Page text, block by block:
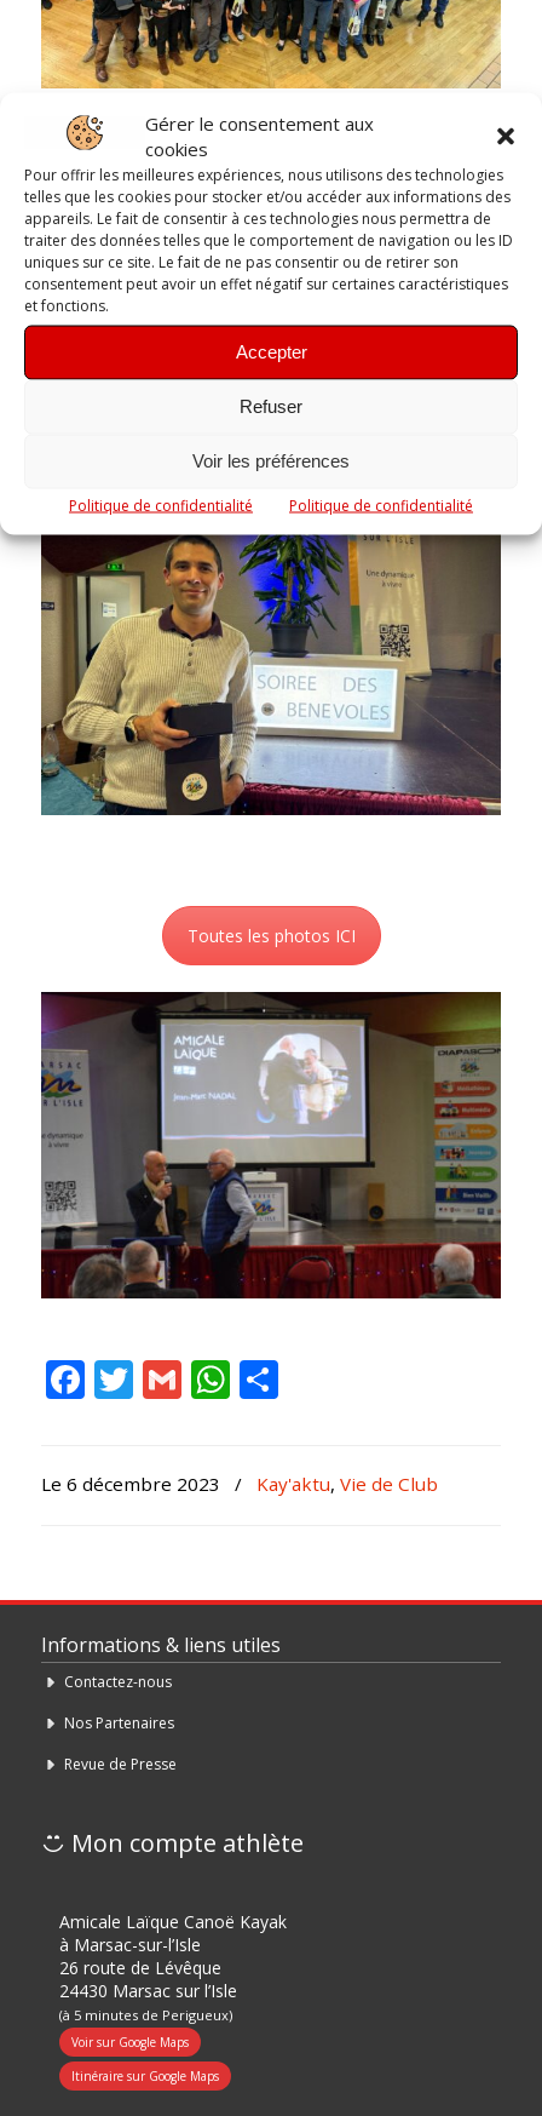
Gérer le consentement aux
cookies
Pour offrir les meilleures expériences, nous utilisons des technologies
telles que les cookies pour stocker et/ou accéder aux informations des
appareils. Le fait de consentir à ces technologies nous permettra de
traiter des données telles que le comportement de navigation ou les ID
uniques sur ce site. Le fait de ne pas consentir ou de retirer son
consentement peut avoir un effet négatif sur certaines caractéristiques
et fonctions.
Accepter
Refuser
Voir les préférences
Politique de confidentialité Politique de confidentialité
Cette année donc nos deux bénévoles, Jean-Marc
et Fred, ont été mis à l’honneur mais bien
évidemment le club n’oublie pas l’investissement
de tous ses bénévoles et nous savons déjà que
l’opération sera renouvelée en 2024 ce qui
permettra de mettre en avant une autre figure du
tissus associatif marsacois et plus
Merci à eux deux et à tous nos bénévoles, sans qui
nos projets ne pourraient se réaliser !
Toutes les photos ICI
Facebook
Twitter
GmailWhatsApp
Le 6 décembre 2023 / Kay'aktu, Vie de Club
Informations & liens utiles
Contactez-nous
Nos Partenaires
Revue de Presse
Mon compte athlète
Amicale Laïque Canoë Kayak
à Marsac-sur-l’Isle
26 route de Lévêque
24430 Marsac sur l’Isle
(à 5 minutes de Perigueux)
Voir sur Google Maps
Itinéraire sur Google Maps